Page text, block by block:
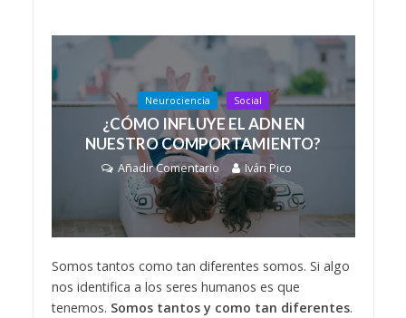
Neurociencia Social
¿CÓMO INFLUYE EL ADN EN
NUESTRO COMPORTAMIENTO?
Añadir Comentario Iván Pico
Somos tantos como tan diferentes somos. Si algo
nos identifica a los seres humanos es que
tenemos. Somos tantos y como tan diferentes.